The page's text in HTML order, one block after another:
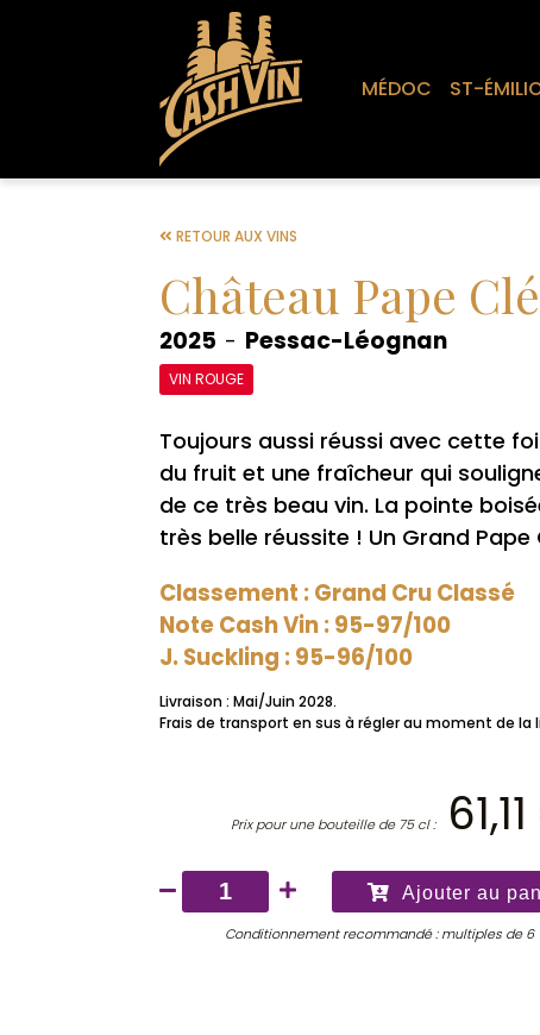
MÉDOC ST-
RETOUR AUX VINS
Château Pape
2025 - Pessac-Léognan
VIN ROUGE
Toujours aussi réussi avec cette
du fruit et une fraîcheur qui
de ce très beau vin. La pointe
très belle réussite ! Un Grand Pape
Classement : Grand Cru Classé
Note Cash Vin : 95-97/100
J. Suckling : 95-96/100
Livraison : Mai/Juin 2028.
Frais de transport en sus à régler au moment de la
Prix pour une bouteille de 75 cl : 61,11
quantité
de
Château
Ajouter au
Conditionnement recommandé : multiples de 6